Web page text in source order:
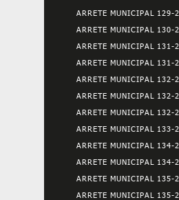
ARRETE MUNICIPAL 129-
ARRETE MUNICIPAL 130-
ARRETE MUNICIPAL 131-
ARRETE MUNICIPAL 131-
ARRETE MUNICIPAL 132-
ARRETE MUNICIPAL 132-
ARRETE MUNICIPAL 132-
ARRETE MUNICIPAL 133-
ARRETE MUNICIPAL 134-
ARRETE MUNICIPAL 134-
ARRETE MUNICIPAL 135-
ARRETE MUNICIPAL 135-